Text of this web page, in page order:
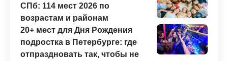
СПб: 114 мест 2026 по
возрастам и районам
20+ мест для Дня Рождения
подростка в Петербурге: где
отпраздновать так, чтобы не